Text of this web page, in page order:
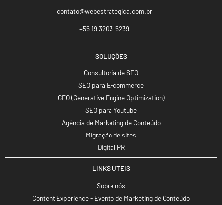
contato@webestrategica.com.br
+55 19 3203-5239
SOLUÇÕES
Consultoria de SEO
SEO para E-commerce
GEO (Generative Engine Optimization)
SEO para Youtube
Agência de Marketing de Conteúdo
Migração de sites
Digital PR
LINKS ÚTEIS
Sobre nós
Content Experience - Evento de Marketing de Conteúdo